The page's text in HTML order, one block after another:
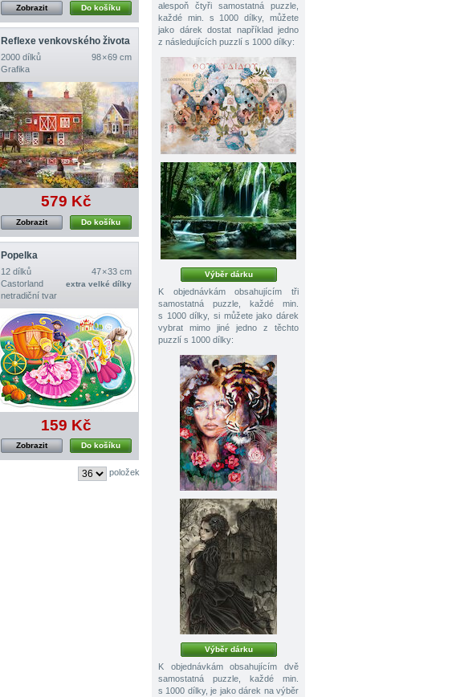
Do košíku
Zobrazit
Reflexe venkovského života
2000 dílků
98 × 69 cm
Grafika
579 Kč
Do košíku
Zobrazit
Popelka
12 dílků
47 × 33 cm
Castorland
extra velké dílky
netradiční tvar
159 Kč
Do košíku
Zobrazit
položek
alespoň čtyři samostatná puzzle,
každé min. s 1000 dílky, můžete
jako dárek dostat například jedno
z následujících puzzlí s 1000 dílky:
Výběr dárku
K objednávkám obsahujícím tři
samostatná puzzle, každé min.
s 1000 dílky, si můžete jako dárek
vybrat mimo jiné jedno z těchto
puzzlí s 1000 dílky:
Výběr dárku
K objednávkám obsahujícím dvě
samostatná puzzle, každé min.
s 1000 dílky, je jako dárek na výběr